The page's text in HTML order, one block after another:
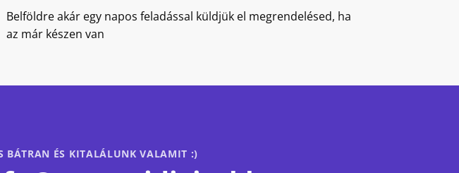
Belföldre akár egy napos feladással küldjük el megrendelésed, ha
az már készen van
BÁTRAN ÉS KITALÁLUNK VALAMIT :)